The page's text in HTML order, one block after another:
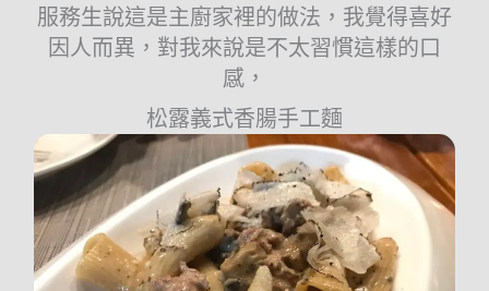
服務生說這是主廚家裡的做法，我覺得喜好
因人而異，對我來說是不太習慣這樣的口
感，
松露義式香腸手工麵